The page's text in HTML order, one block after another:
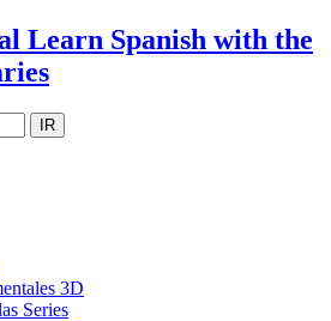
Learn Spanish with the
3D
Series